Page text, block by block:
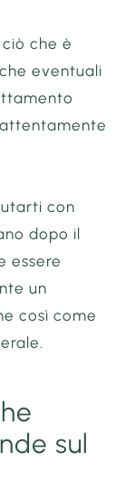
che è
eventuali
con
dopo il
essere
un
così come
sul